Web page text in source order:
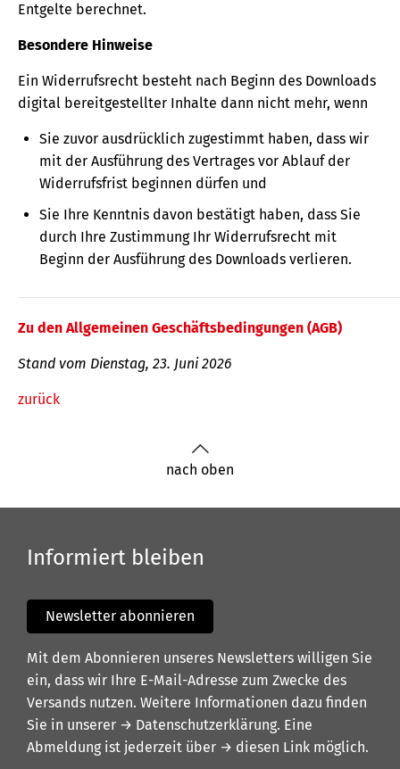
Entgelte berechnet.
Besondere Hinweise
Ein Widerrufsrecht besteht nach Beginn des Downloads
digital bereitgestellter Inhalte dann nicht mehr, wenn
Sie zuvor ausdrücklich zugestimmt haben, dass wir
mit der Ausführung des Vertrages vor Ablauf der
Widerrufsfrist beginnen dürfen und
Sie Ihre Kenntnis davon bestätigt haben, dass Sie
durch Ihre Zustimmung Ihr Widerrufsrecht mit
Beginn der Ausführung des Downloads verlieren.
Zu den Allgemeinen Geschäftsbedingungen (AGB)
Stand vom Dienstag, 23. Juni 2026
zurück
nach oben
Informiert bleiben
Newsletter abonnieren
Mit dem Abonnieren unseres Newsletters willigen Sie
ein, dass wir Ihre E-Mail-Adresse zum Zwecke des
Versands nutzen. Weitere Informationen dazu finden
Sie in unserer → Datenschutzerklärung. Eine
Abmeldung ist jederzeit über → diesen Link möglich.